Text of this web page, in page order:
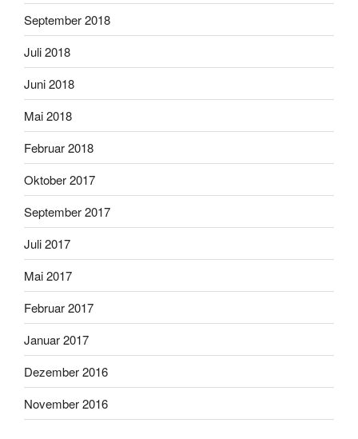
September 2018
Juli 2018
Juni 2018
Mai 2018
Februar 2018
Oktober 2017
September 2017
Juli 2017
Mai 2017
Februar 2017
Januar 2017
Dezember 2016
November 2016